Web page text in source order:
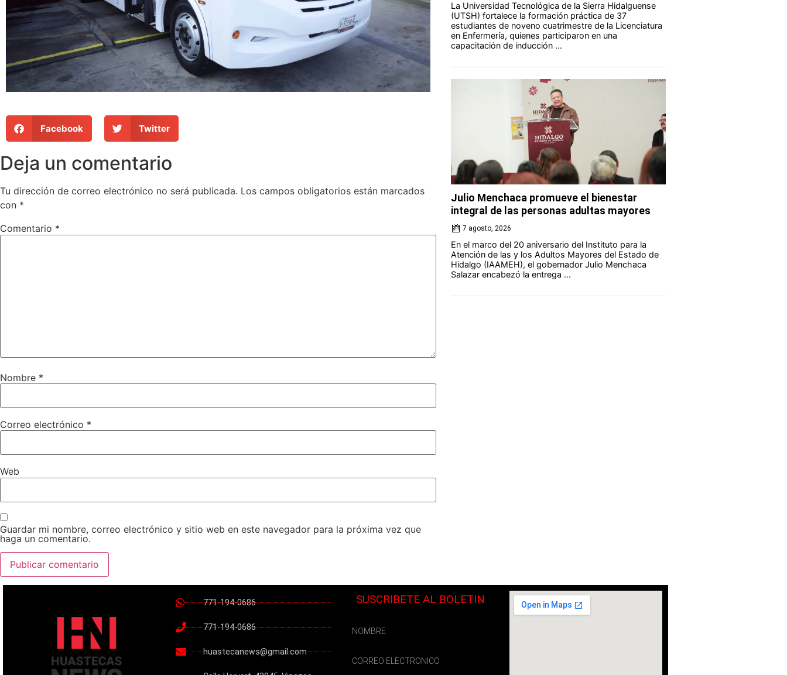
Facebook Twitter
Deja un comentario
Tu dirección de correo electrónico no será publicada. Los campos obligatorios están marcados
con *
Comentario *
Nombre *
Correo electrónico *
Web
Guardar mi nombre, correo electrónico y sitio web en este navegador para la próxima vez que
haga un comentario.
La Universidad Tecnológica de la Sierra Hidalguense
(UTSH) fortalece la formación práctica de 37
estudiantes de noveno cuatrimestre de la Licenciatura
en Enfermería, quienes participaron en una
capacitación de inducción ...
Julio Menchaca promueve el bienestar
integral de las personas adultas mayores
7 agosto, 2026
En el marco del 20 aniversario del Instituto para la
Atención de las y los Adultos Mayores del Estado de
Hidalgo (IAAMEH), el gobernador Julio Menchaca
Salazar encabezó la entrega ...
771-194-0686
771-194-0686
huastecanews@gmail.com
SUSCRIBETE AL BOLETIN